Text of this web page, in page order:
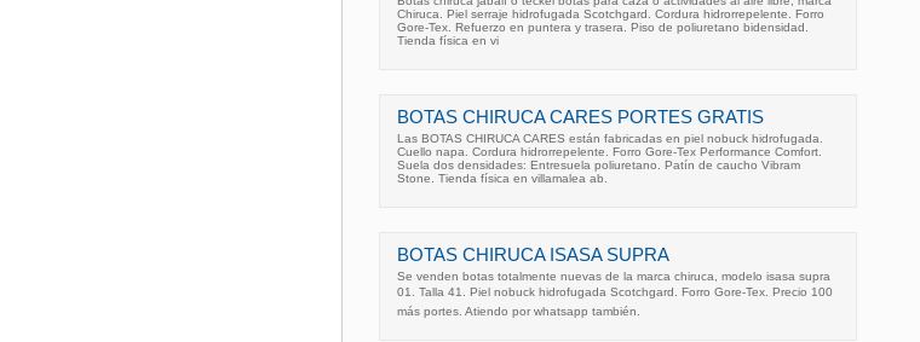
Chiruca. Piel serraje hidrofugada Scotchgard. Cordura hidrorrepelente. Forro
Gore-Tex. Refuerzo en puntera y trasera. Piso de poliuretano bidensidad.
Tienda física en vi
BOTAS CHIRUCA CARES PORTES GRATIS
Las BOTAS CHIRUCA CARES están fabricadas en piel nobuck hidrofugada.
Cuello napa. Cordura hidrorrepelente. Forro Gore-Tex Performance Comfort.
Suela dos densidades: Entresuela poliuretano. Patín de caucho Vibram
Stone. Tienda física en villamalea ab.
BOTAS CHIRUCA ISASA SUPRA
Se venden botas totalmente nuevas de la marca chiruca, modelo isasa supra
01. Talla 41. Piel nobuck hidrofugada Scotchgard. Forro Gore-Tex. Precio 100
más portes. Atiendo por whatsapp también.